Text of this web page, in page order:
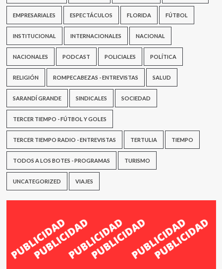
EMPRESARIALES ESPECTÁCULOS FLORIDA FÚTBOL
INSTITUCIONAL INTERNACIONALES NACIONAL
NACIONALES PODCAST POLICIALES POLÍTICA
RELIGIÓN ROMPECABEZAS - ENTREVISTAS SALUD
SARANDÍ GRANDE SINDICALES SOCIEDAD
TERCER TIEMPO - FÚTBOL Y GOLES
TERCER TIEMPO RADIO - ENTREVISTAS TERTULIA TIEMPO
TODOS A LOS BOTES - PROGRAMAS TURISMO
UNCATEGORIZED VIAJES